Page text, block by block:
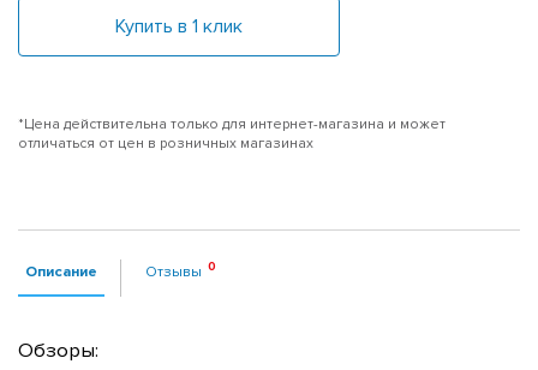
Купить в 1 клик
*Цена действительна только для интернет-магазина и может
отличаться от цен в розничных магазинах
Описание Отзывы
Обзоры: